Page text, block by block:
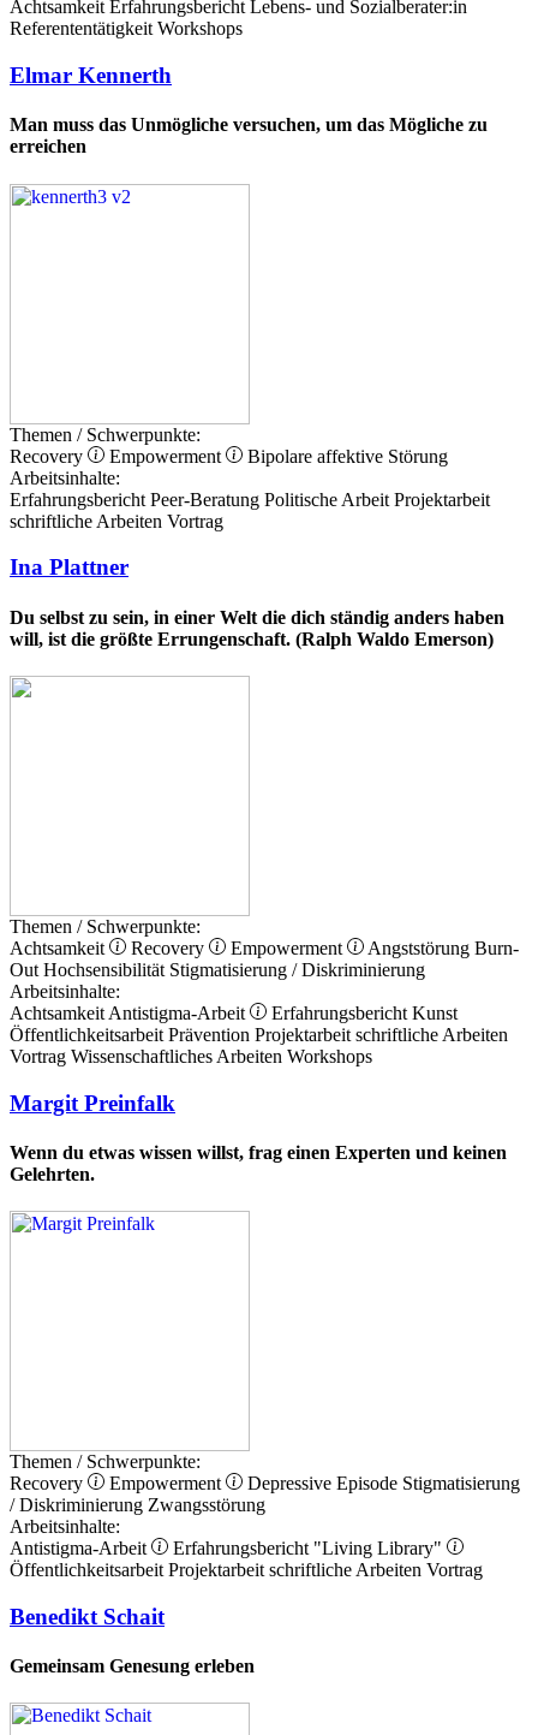
Achtsamkeit Erfahrungsbericht Lebens- und Sozialberater:in
Referententätigkeit Workshops
Elmar Kennerth
Man muss das Unmögliche versuchen, um das Mögliche zu
erreichen
Themen / Schwerpunkte:
Recovery
Empowerment
Bipolare affektive Störung
Arbeitsinhalte:
Erfahrungsbericht Peer-Beratung Politische Arbeit Projektarbeit
schriftliche Arbeiten Vortrag
Ina Plattner
Du selbst zu sein, in einer Welt die dich ständig anders haben
will, ist die größte Errungenschaft. (Ralph Waldo Emerson)
Themen / Schwerpunkte:
Achtsamkeit
Recovery Empowerment Angststörung Burn-
Out Hochsensibilität Stigmatisierung / Diskriminierung
Arbeitsinhalte:
Achtsamkeit Antistigma-Arbeit Erfahrungsbericht Kunst
Öffentlichkeitsarbeit Prävention Projektarbeit schriftliche Arbeiten
Vortrag Wissenschaftliches Arbeiten Workshops
Margit Preinfalk
Wenn du etwas wissen willst, frag einen Experten und keinen
Gelehrten.
Themen / Schwerpunkte:
Recovery
Empowerment Depressive Episode Stigmatisierung
/ Diskriminierung Zwangsstörung
Arbeitsinhalte:
Antistigma-Arbeit
Erfahrungsbericht "Living Library"
Öffentlichkeitsarbeit Projektarbeit schriftliche Arbeiten Vortrag
Benedikt Schait
Gemeinsam Genesung erleben